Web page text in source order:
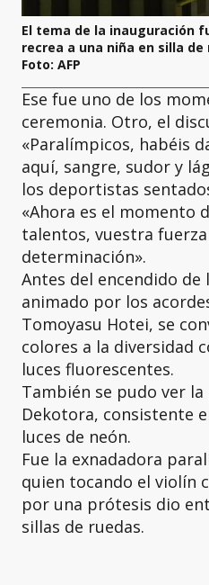
El tema de la inauguración
recrea a una niña en silla
Foto: AFP
Ese fue uno de los
ceremonia. Otro, el
«Paralímpicos, habéis
aquí, sangre, sudor y
los deportistas
«Ahora es el momento
talentos, vuestra
determinación».
Antes del encendido de
animado por los
Tomoyasu Hotei, se
colores a la diversidad
luces fluorescentes.
También se pudo ver
Dekotora, consistente
luces de neón.
Fue la exnadadora
quien tocando el violín
por una prótesis dio
sillas de ruedas.